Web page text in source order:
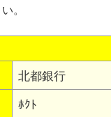
。
北都銀行
ﾎｸﾄ